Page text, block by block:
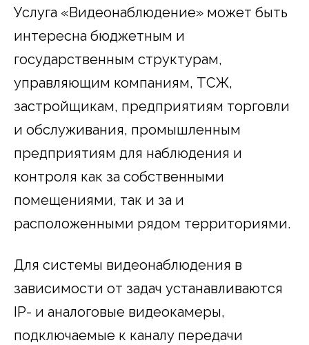
Услуга «Видеонаблюдение» может быть
интересна бюджетным и
государственным структурам,
управляющим компаниям, ТСЖ,
застройщикам, предприятиям торговли
и обслуживания, промышленным
предприятиям для наблюдения и
контроля как за собственными
помещениями, так и за и
расположенными рядом территориями.
Для системы видеонаблюдения в
зависимости от задач устанавливаются
IP- и аналоговые видеокамеры,
подключаемые к каналу передачи